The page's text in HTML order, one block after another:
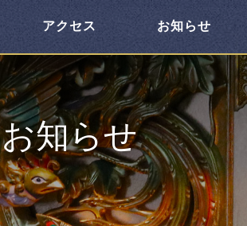
アクセス お知らせ
お知らせ